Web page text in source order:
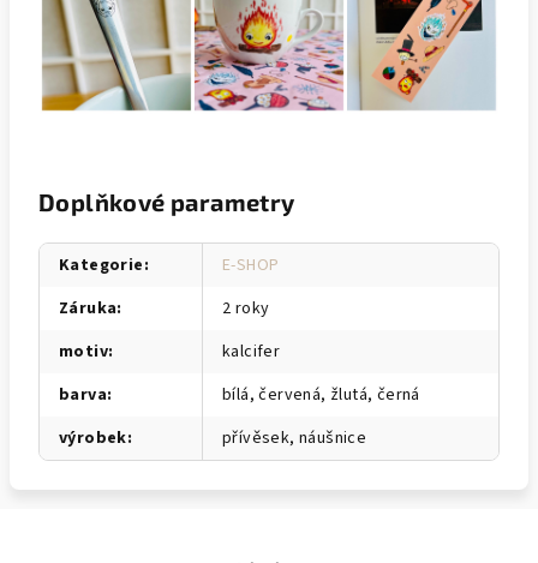
Doplňkové parametry
Kategorie:
E-SHOP
Záruka:
2 roky
motiv:
kalcifer
barva:
bílá, červená, žlutá, černá
výrobek: přívěsek, náušnice